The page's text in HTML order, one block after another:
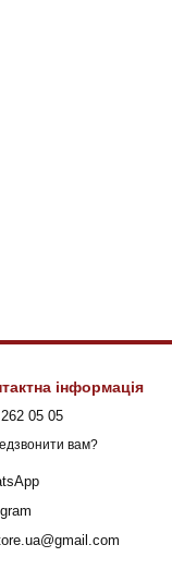
інформація
05 05
вам?